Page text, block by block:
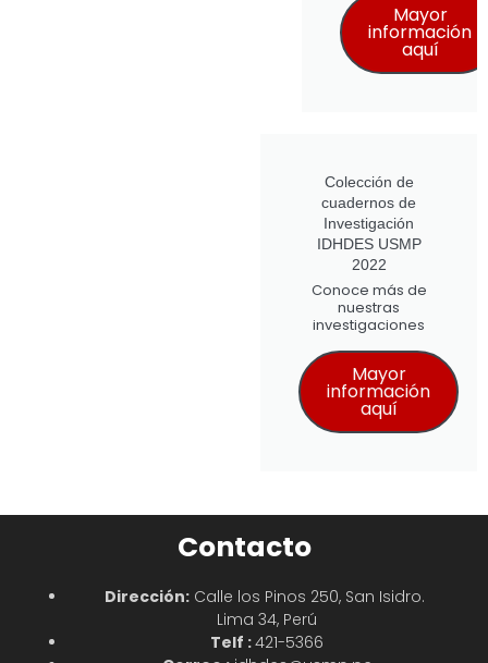
Mayor
información
aquí
Colección de
cuadernos de
Investigación
IDHDES USMP
2022
Conoce más de
nuestras
investigaciones
Mayor
información
aquí
Contacto
Dirección: Calle los Pinos 250, San Isidro.
Lima 34, Perú
Telf :421-5366